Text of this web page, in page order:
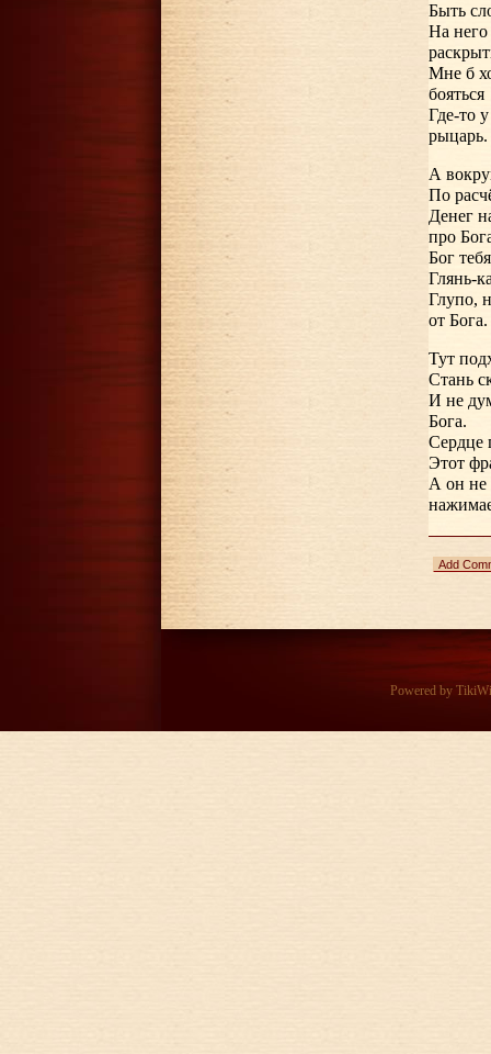
Быть
На него
Мне б
бояться
Где-то
рыцарь.
А
По
Денег
про
Бог
Глянь-
Глупо,
от Бога.
Тут
Стань
И не
Бога.
Сердце
Этот
А он не
Add
Powered by